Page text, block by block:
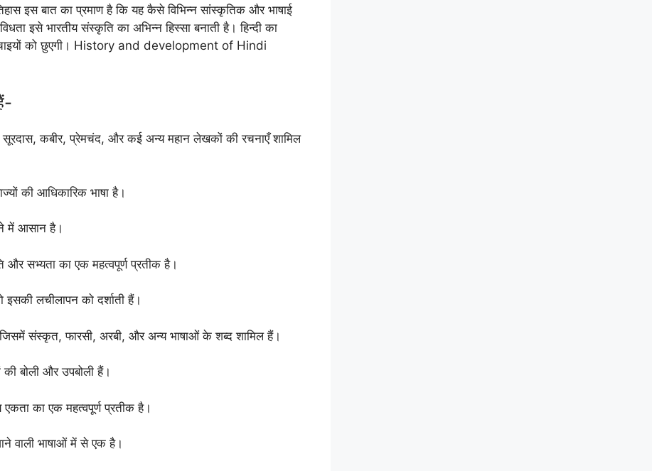
इस बात का प्रमाण है कि यह कैसे विभिन्न सांस्कृतिक और भाषाई
इसे भारतीय संस्कृति का अभिन्न हिस्सा बनाती है। हिन्दी का
को छुएगी। History and development of Hindi
सूरदास, कबीर, प्रेमचंद, और कई अन्य महान लेखकों की रचनाएँ शामिल
की आधिकारिक भाषा है।
में आसान है।
और सभ्यता का एक महत्वपूर्ण प्रतीक है।
लचीलापन को दर्शाती हैं।
जिसमें संस्कृत, फारसी, अरबी, और अन्य भाषाओं के शब्द शामिल हैं।
की बोली और उपबोली हैं।
एकता का एक महत्वपूर्ण प्रतीक है।
वाली भाषाओं में से एक है।